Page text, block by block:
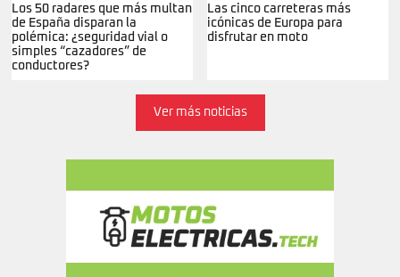
Los 50 radares que más multan
de España disparan la
polémica: ¿seguridad vial o
simples “cazadores” de
conductores?
Las cinco carreteras más
icónicas de Europa para
disfrutar en moto
Ver más noticias